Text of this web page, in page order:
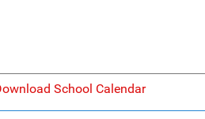
School Calendar